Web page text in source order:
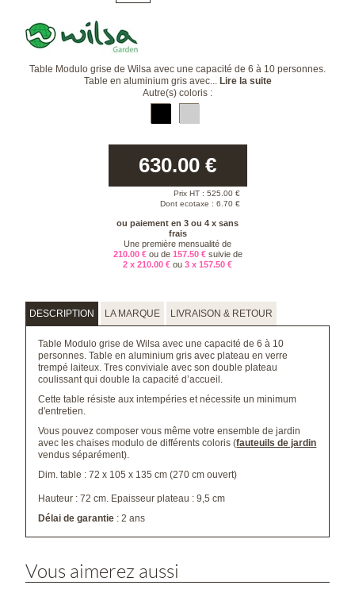
Table Modulo grise de Wilsa avec une capacité de 6 à 10 personnes.
Table en aluminium gris avec... Lire la suite
Autre(s) coloris :
630.00 €
Prix HT : 525.00 €
Dont ecotaxe : 6.70 €
ou paiement en 3 ou 4 x sans
frais
Une première mensualité de
210.00 € ou de 157.50 € suivie de
2 x 210.00 € ou 3 x 157.50 €
DESCRIPTION LA MARQUE LIVRAISON & RETOUR
Table Modulo grise de Wilsa avec une capacité de 6 à 10
personnes. Table en aluminium gris avec plateau en verre
trempé laiteux. Tres conviviale avec son double plateau
coulissant qui double la capacité d’accueil.
Cette table résiste aux intempéries et nécessite un minimum
d'entretien.
Vous pouvez composer vous même votre ensemble de jardin
avec les chaises modulo de différents coloris (fauteuils de jardin
vendus séparément).
Dim. table : 72 x 105 x 135 cm (270 cm ouvert)
Hauteur : 72 cm. Epaisseur plateau : 9,5 cm
Délai de garantie : 2 ans
Vous aimerez aussi